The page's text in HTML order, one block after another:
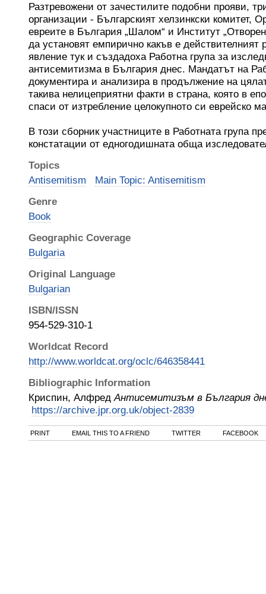
Разтревожени от зачестилите подобни прояви,
организации - Българският хелзинкски комитет,
евреите в България „Шалом“ и Институт
да установят емпирично какъв е действителният
явление тук и създадоха Работна група за
антисемитизма в България днес. Мандатът на
документира и анализира в продължение на
такива нелицеприятни факти в страна, която в
спаси от изтребление целокупното си еврейско
В този сборник участниците в Работната група
констатации от едногодишната обща
Topics
Antisemitism
Main Topic: Antisemitism
Genre
Book
Geographic Coverage
Bulgaria
Original Language
Bulgarian
ISBN/ISSN
954-529-310-1
Worldcat Record
http://www.worldcat.org/oclc/646358441
Bibliographic Information
Криспин, Алфред Антисемитизъм в България
https://archive.jpr.org.uk/object-2839
PRINT EMAIL THIS TO A FRIEND TWITTER FACEBOOK